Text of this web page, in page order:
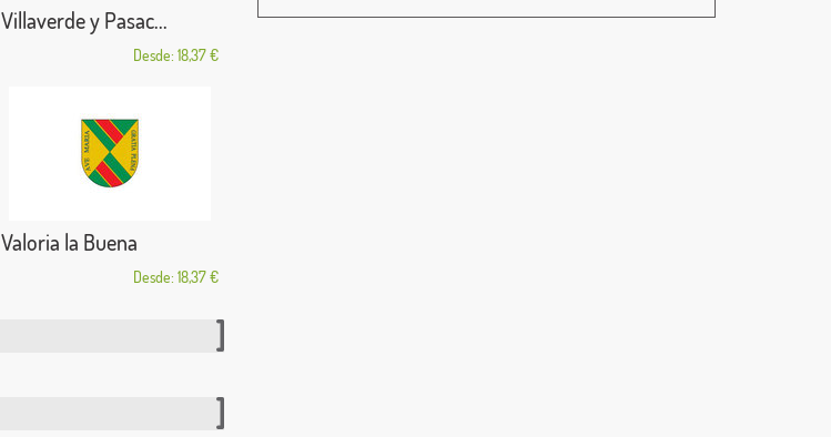
Villaverde y Pasac...
Desde: 18,37 €
Valoria la Buena
Desde: 18,37 €